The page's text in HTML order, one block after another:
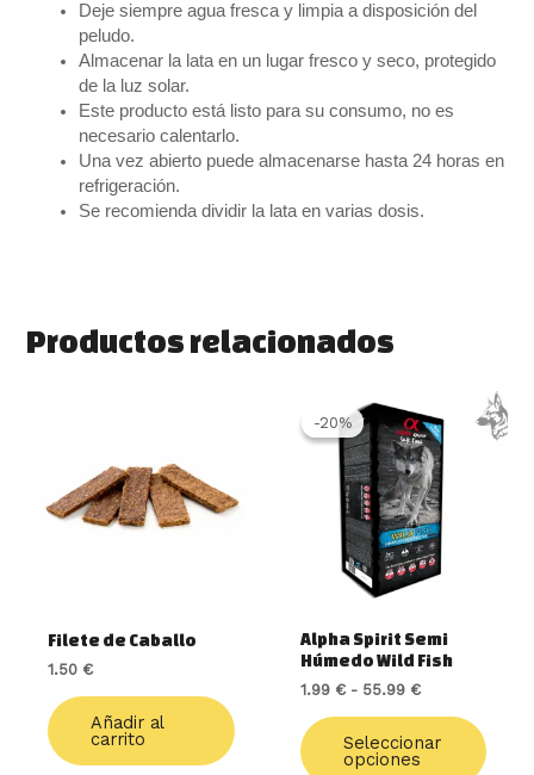
Deje siempre agua fresca y limpia a disposición del
peludo.
Almacenar la lata en un lugar fresco y seco, protegido
de la luz solar.
Este producto está listo para su consumo, no es
necesario calentarlo.
Una vez abierto puede almacenarse hasta 24 horas en
refrigeración.
Se recomienda dividir la lata en varias dosis.
Productos relacionados
Filete de Caballo
1.50 €
Añadir al
carrito
-20%
-20%
Alpha Spirit Semi
Húmedo Wild Fish
1.99 € - 55.99 €
de
precios:
desde
1.99 €
hasta
55.99 €
Seleccionar
opciones
Este
tiene